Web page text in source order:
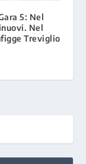
5: Nel
Nel
Treviglio